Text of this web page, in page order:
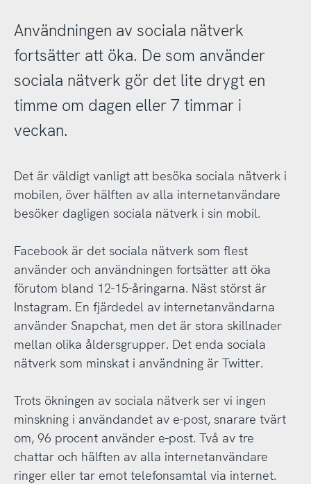
Användningen av sociala nätverk
fortsätter att öka. De som använder
sociala nätverk gör det lite drygt en
timme om dagen eller 7 timmar i
veckan.
Det är väldigt vanligt att besöka sociala nätverk i
mobilen, över hälften av alla internetanvändare
besöker dagligen sociala nätverk i sin mobil.
Facebook är det sociala nätverk som flest
använder och användningen fortsätter att öka
förutom bland 12-15-åringarna. Näst störst är
Instagram. En fjärdedel av internetanvändarna
använder Snapchat, men det är stora skillnader
mellan olika åldersgrupper. Det enda sociala
nätverk som minskat i användning är Twitter.
Trots ökningen av sociala nätverk ser vi ingen
minskning i användandet av e-post, snarare tvärt
om, 96 procent använder e-post. Två av tre
chattar och hälften av alla internetanvändare
ringer eller tar emot telefonsamtal via internet.